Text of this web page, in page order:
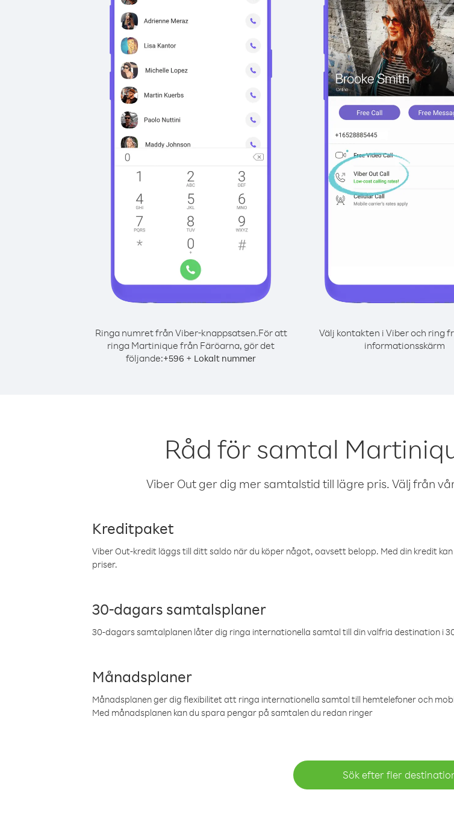
Ringa numret från Viber-knappsatsen.För att
ringa Martinique från Färöarna, gör det
följande:+596 + Lokalt nummer
Välj kontakten i Viber och ring
informationsskärm
Råd för samtal
Viber Out ger dig mer samtalstid till lägre pris. Välj från
Kreditpaket
Viber Out-kredit läggs till ditt saldo när du köper något, oavsett belopp. Med din kredit
priser.
30-dagars samtalsplaner
30-dagars samtalplanen låter dig ringa internationella samtal till din valfria destination i
Månadsplaner
Månadsplanen ger dig flexibilitet att ringa internationella samtal till hemtelefoner och
Med månadsplanen kan du spara pengar på samtalen du redan ringer
Sök efter fler